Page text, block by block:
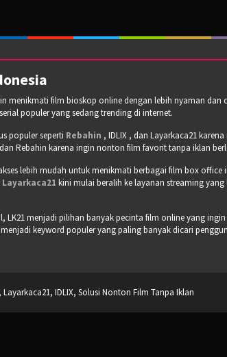
film bioskop online dengan lebih nyaman dan
populer yang sedang trending di internet.
populer seperti Rebahin , IDLIX , dan Layarkaca21
Rebahin karena ingin nonton film favorit tanpa iklan
lebih mudah untuk menikmati berbagai film box
Layarkaca21 kini mulai beralih ke layanan streaming
menjadi pilihan banyak pecinta film online yang
keyword populer yang paling banyak dicari
Layarkaca21, IDLIX, Solusi Nonton Film Tanpa Iklan